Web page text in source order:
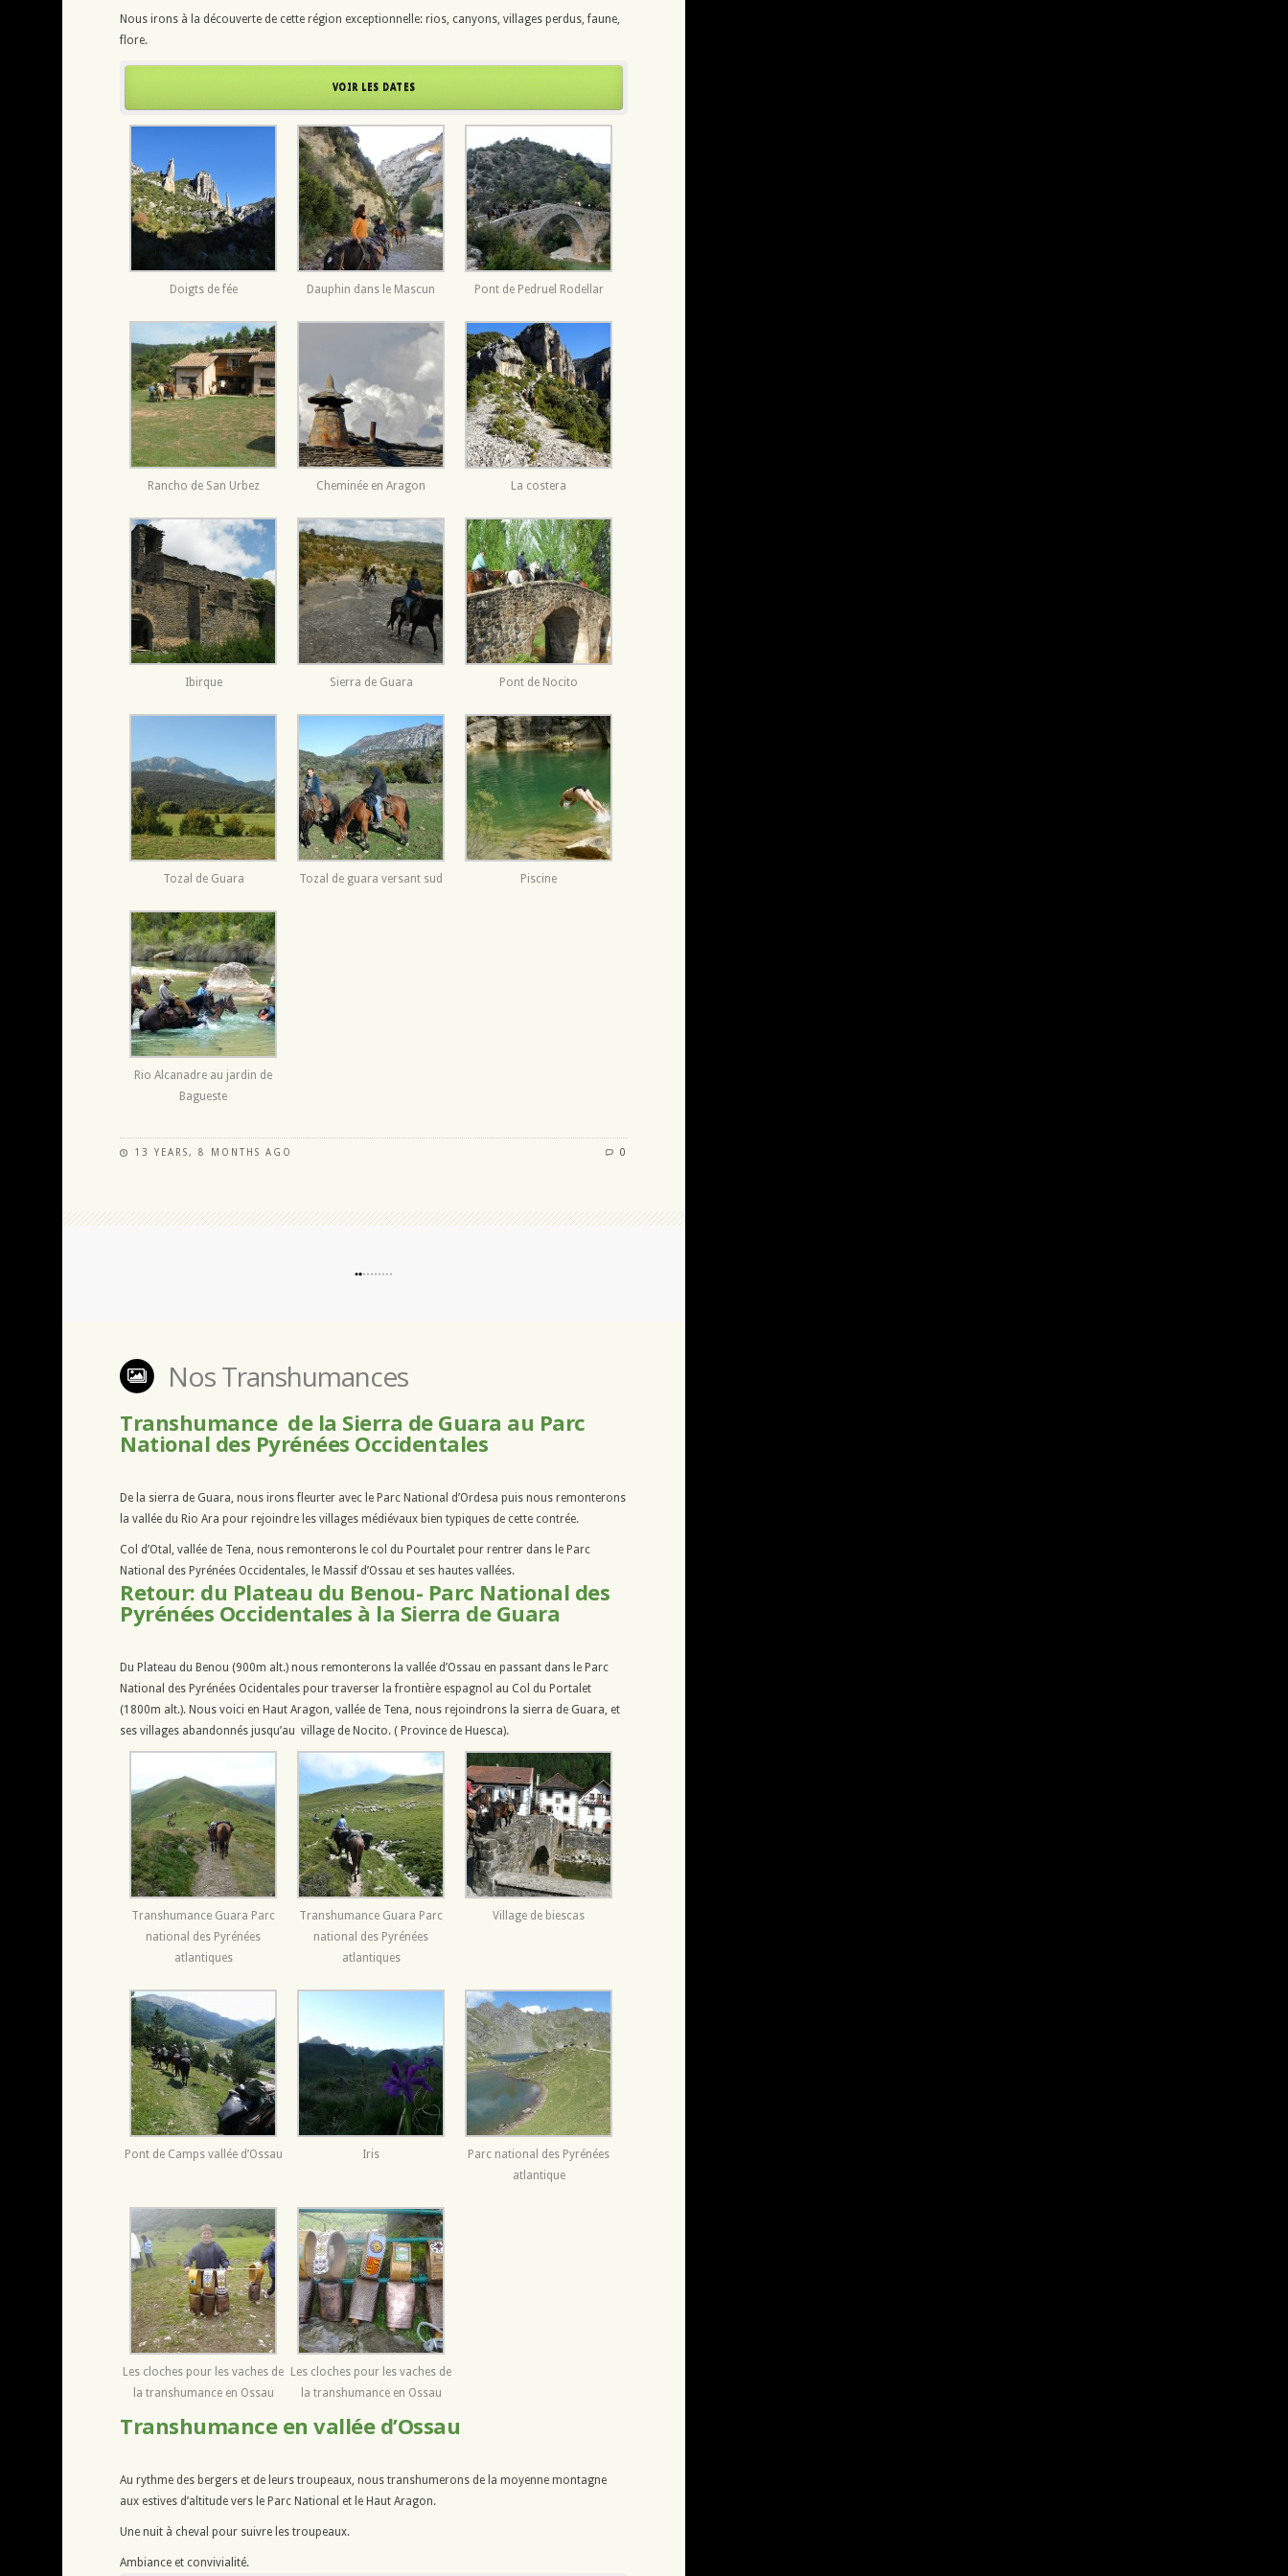
Nous irons à la découverte de cette région exceptionnelle: rios, canyons, villages perdus, faune,
flore.
VOIR LES DATES
Doigts de fée Dauphin dans le Mascun Pont de Pedruel Rodellar
Rancho de San Urbez Cheminée en Aragon La costera
Ibirque Sierra de Guara Pont de Nocito
Tozal de Guara Tozal de guara versant sud Piscine
Rio Alcanadre au jardin de
Bagueste
13 YEARS, 8 MONTHS AGO 0
Nos Transhumances
Transhumance de la Sierra de Guara au Parc
National des Pyrénées Occidentales
De la sierra de Guara, nous irons fleurter avec le Parc National d’Ordesa puis nous remonterons
la vallée du Rio Ara pour rejoindre les villages médiévaux bien typiques de cette contrée.
Col d’Otal, vallée de Tena, nous remonterons le col du Pourtalet pour rentrer dans le Parc
National des Pyrénées Occidentales, le Massif d’Ossau et ses hautes vallées.
Retour: du Plateau du Benou- Parc National des
Pyrénées Occidentales à la Sierra de Guara
Du Plateau du Benou (900m alt.) nous remonterons la vallée d’Ossau en passant dans le Parc
National des Pyrénées Ocidentales pour traverser la frontière espagnol au Col du Portalet
(1800m alt.). Nous voici en Haut Aragon, vallée de Tena, nous rejoindrons la sierra de Guara, et
ses villages abandonnés jusqu’au village de Nocito. ( Province de Huesca).
Transhumance Guara Parc
national des Pyrénées
atlantiques
Transhumance Guara Parc
national des Pyrénées
atlantiques
Village de biescas
Pont de Camps vallée d’Ossau Iris
Parc national des Pyrénées
atlantique
Les cloches pour les vaches de
la transhumance en Ossau
Les cloches pour les vaches de
la transhumance en Ossau
Transhumance en vallée d’Ossau
Au rythme des bergers et de leurs troupeaux, nous transhumerons de la moyenne montagne
aux estives d’altitude vers le Parc National et le Haut Aragon.
Une nuit à cheval pour suivre les troupeaux.
Ambiance et convivialité.